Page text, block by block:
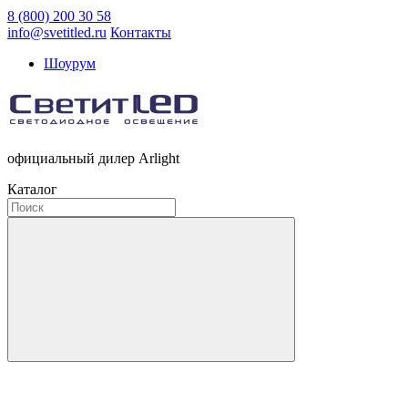
8 (800) 200 30 58
info@svetitled.ru Контакты
Шоурум
официальный дилер Arlight
Каталог